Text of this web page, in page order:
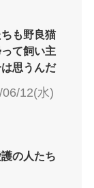
も野良猫
て飼い主
思うんだ
06/12(水)
の人たち